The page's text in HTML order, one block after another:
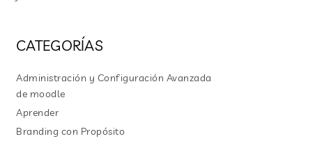
CATEGORÍAS
Administración y Configuración Avanzada
de moodle
Aprender
Branding con Propósito